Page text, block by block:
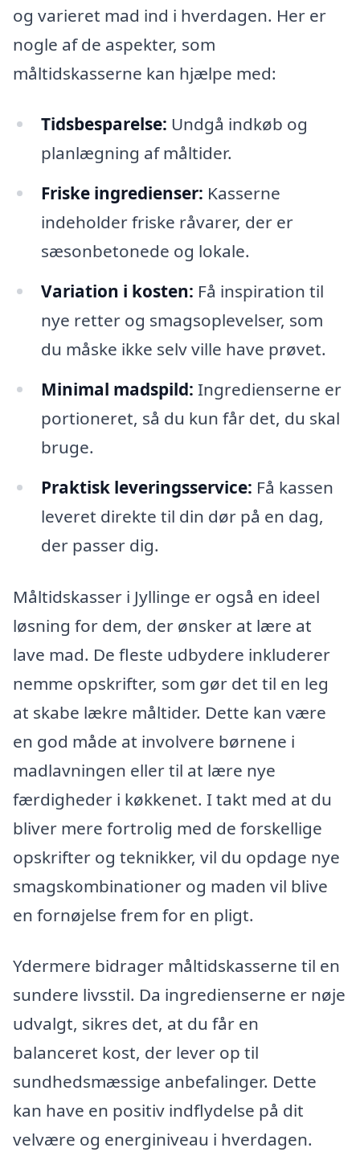
og varieret mad ind i hverdagen. Her er
nogle af de aspekter, som
måltidskasserne kan hjælpe med:
Tidsbesparelse: Undgå indkøb og
planlægning af måltider.
Friske ingredienser: Kasserne
indeholder friske råvarer, der er
sæsonbetonede og lokale.
Variation i kosten: Få inspiration til
nye retter og smagsoplevelser, som
du måske ikke selv ville have prøvet.
Minimal madspild: Ingredienserne er
portioneret, så du kun får det, du skal
bruge.
Praktisk leveringsservice: Få kassen
leveret direkte til din dør på en dag,
der passer dig.
Måltidskasser i Jyllinge er også en ideel
løsning for dem, der ønsker at lære at
lave mad. De fleste udbydere inkluderer
nemme opskrifter, som gør det til en leg
at skabe lækre måltider. Dette kan være
en god måde at involvere børnene i
madlavningen eller til at lære nye
færdigheder i køkkenet. I takt med at du
bliver mere fortrolig med de forskellige
opskrifter og teknikker, vil du opdage nye
smagskombinationer og maden vil blive
en fornøjelse frem for en pligt.
Ydermere bidrager måltidskasserne til en
sundere livsstil. Da ingredienserne er nøje
udvalgt, sikres det, at du får en
balanceret kost, der lever op til
sundhedsmæssige anbefalinger. Dette
kan have en positiv indflydelse på dit
velvære og energiniveau i hverdagen.